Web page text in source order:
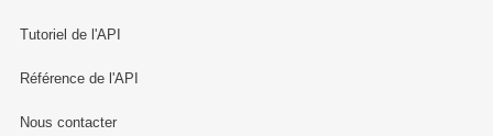
Tutoriel de l'API
Référence de l'API
Nous contacter